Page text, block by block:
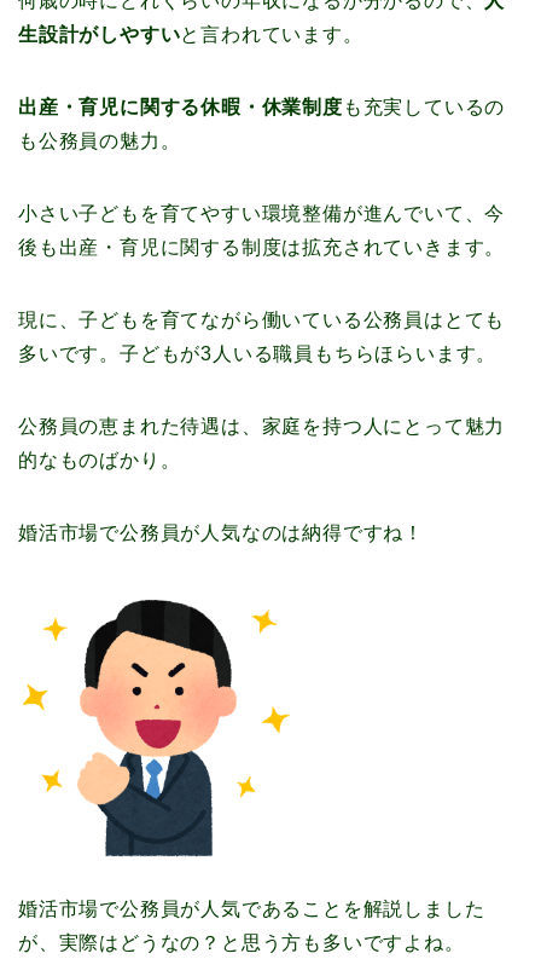
生設計がしやすいと言われています。
出産・育児に関する休暇・休業制度 も充実しているの
も公務員の魅力。
小さい子どもを育てやすい環境整備が進んでいて、今
後も出産・育児に関する制度は拡充されていきます。
現に、子どもを育てながら働いている公務員はとても
多いです。子どもが3人いる職員もちらほらいます。
公務員の恵まれた待遇は、家庭を持つ人にとって魅力
的なものばかり。
婚活市場で公務員が人気なのは納得ですね！
婚活市場で公務員が人気であることを解説しました
が、実際はどうなの？と思う方も多いですよね。